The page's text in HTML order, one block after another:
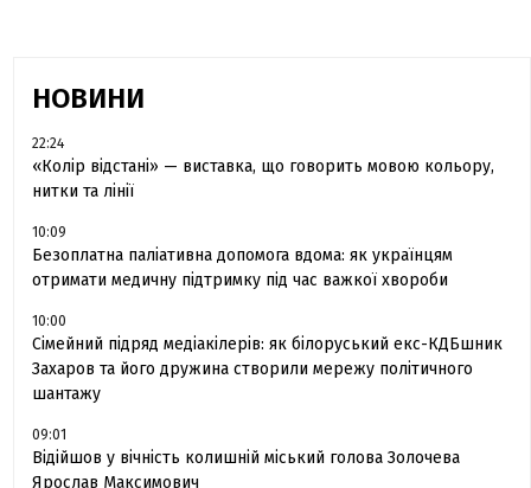
НОВИНИ
22:24
«Колір відстані» — виставка, що говорить мовою кольору,
нитки та лінії
10:09
Безоплатна паліативна допомога вдома: як українцям
отримати медичну підтримку під час важкої хвороби
10:00
Сімейний підряд медіакілерів: як білоруський екс-КДБшник
Захаров та його дружина створили мережу політичного
шантажу
09:01
Відійшов у вічність колишній міський голова Золочева
Ярослав Максимович